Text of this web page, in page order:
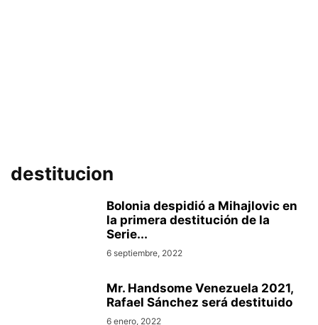
destitucion
Bolonia despidió a Mihajlovic en
la primera destitución de la
Serie...
6 septiembre, 2022
Mr. Handsome Venezuela 2021,
Rafael Sánchez será destituido
6 enero, 2022